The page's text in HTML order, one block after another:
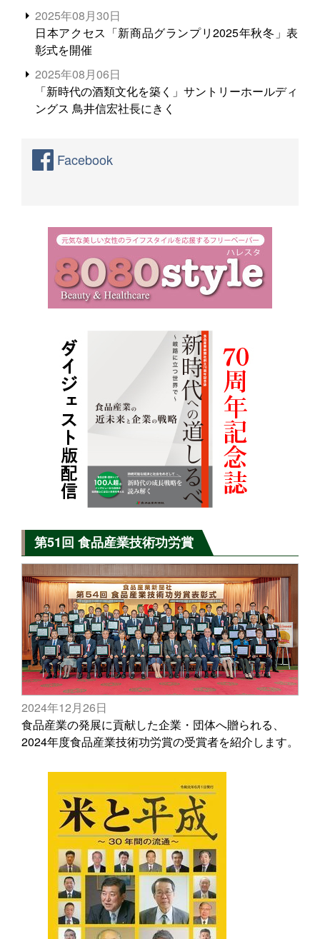
2025年08月30日
日本アクセス「新商品グランプリ2025年秋冬」表
彰式を開催
2025年08月06日
「新時代の酒類文化を築く」サントリーホールディ
ングス 鳥井信宏社長にきく
Facebook
第51回 食品産業技術功労賞
2024年12月26日
食品産業の発展に貢献した企業・団体へ贈られる、
2024年度食品産業技術功労賞の受賞者を紹介します。